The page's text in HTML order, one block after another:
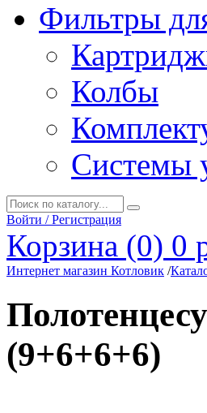
Фильтры
Колбы
Системы
Войти / Регистрация
Корзина (0) 0
Интернет магазин Котловик /
(9+6+6+6)